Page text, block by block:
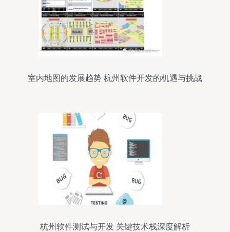
室内地图的发展趋势 杭州软件开发的机遇与挑战
杭州软件测试与开发 关键技术栈深度解析